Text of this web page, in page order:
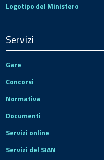
Logotipo del Ministero
Servizi
Gare
Concorsi
Normativa
Documenti
Servizi online
Servizi del SIAN